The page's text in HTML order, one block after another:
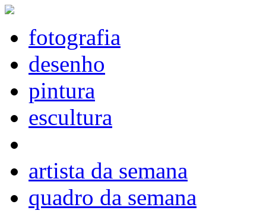
fotografia
desenho
pintura
escultura
artista da semana
quadro da semana